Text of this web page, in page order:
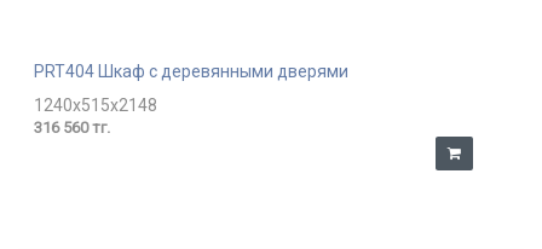
PRT404 Шкаф с деревянными дверями
1240x515x2148
316 560 тг.